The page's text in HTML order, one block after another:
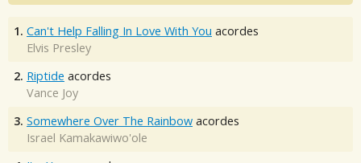
1. Can't Help Falling In Love With You acordes
Elvis Presley
2. Riptide acordes
Vance Joy
3. Somewhere Over The Rainbow acordes
Israel Kamakawiwo'ole